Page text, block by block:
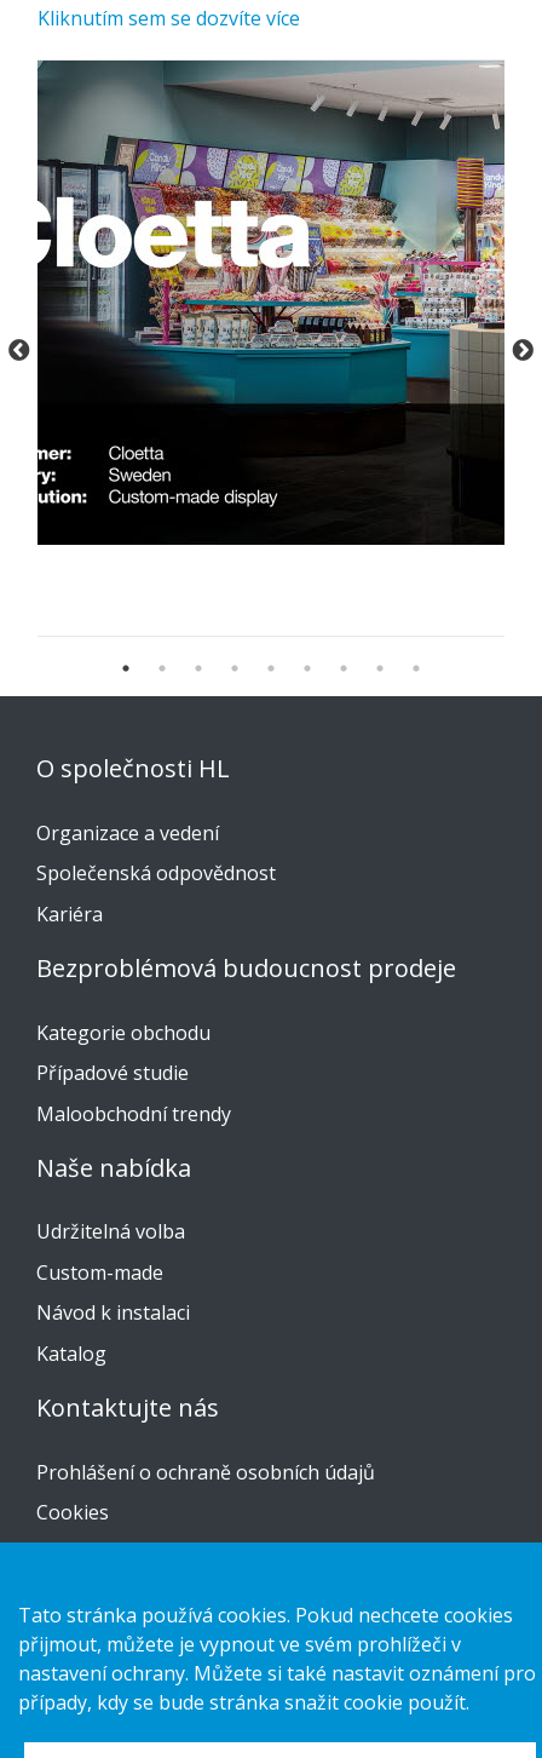
Kliknutím sem se dozvíte více
O společnosti HL
Organizace a vedení
Společenská odpovědnost
Kariéra
Bezproblémová budoucnost prodeje
Kategorie obchodu
Případové studie
Maloobchodní trendy
Naše nabídka
Udržitelná volba
Custom-made
Návod k instalaci
Katalog
Kontaktujte nás
Prohlášení o ochraně osobních údajů
Cookies
Copyright 2026 HL Display AB. All rights reserved.
Tato stránka používá cookies. Pokud nechcete cookies
přijmout, můžete je vypnout ve svém prohlížeči v
nastavení ochrany. Můžete si také nastavit oznámení pro
případy, kdy se bude stránka snažit cookie použít.